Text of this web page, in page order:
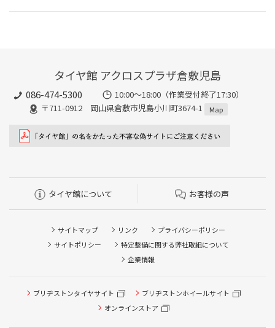
タイヤ館 アクロスプラザ倉敷児島
086-474-5300
10:00〜18:00（作業受付終了17:30）
〒711-0912 岡山県倉敷市児島小川町3674-1
Map
タイヤ館について お客様の声
サイトマップ リンク
プライバシーポリシー
サイトポリシー
特定整備に関する弊社取組について
企業情報
ブリヂストンタイヤサイト
ブリヂストンホイールサイト
オンラインストア
タイヤ点検・安全点検/タイヤ履き替え/オイル交換/その他
ピット作業の予約